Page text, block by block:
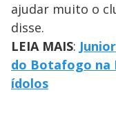
ajudar muito o
disse.
LEIA MAIS:
do Botafogo na
ídolos